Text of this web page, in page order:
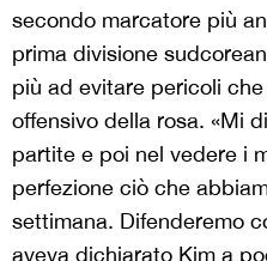
secondo marcatore più
prima divisione
più ad evitare pericoli
offensivo della rosa. «Mi
partite e poi nel vedere i
perfezione ciò che
settimana. Difenderemo
aveva dichiarato Kim a